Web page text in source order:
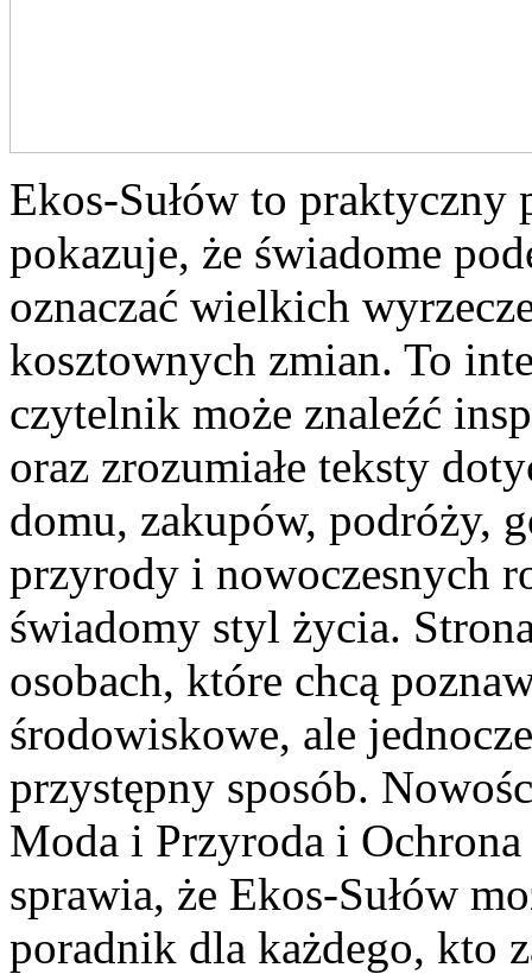
Ekos-Sułów to
pokazuje, że świadome
oznaczać wielkich
kosztownych zmian. To
czytelnik może znaleźć
oraz zrozumiałe teksty
domu, zakupów, podróży,
przyrody i nowoczesnych
świadomy styl życia.
osobach, które chcą
środowiskowe, ale
przystępny sposób.
Moda i Przyroda i
sprawia, że Ekos-Sułów
poradnik dla każdego, kto